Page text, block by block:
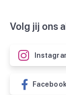
Volg jij ons
Facebook